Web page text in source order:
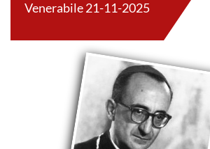
Venerabile 21-11-2025